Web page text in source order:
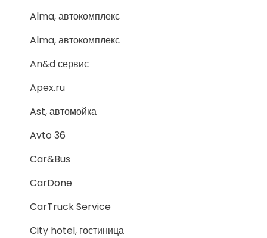
Alma, автокомплекс
Alma, автокомплекс
An&d сервис
Apex.ru
Ast, автомойка
Avto 36
Car&Bus
CarDone
CarTruck Service
City hotel, гостиница